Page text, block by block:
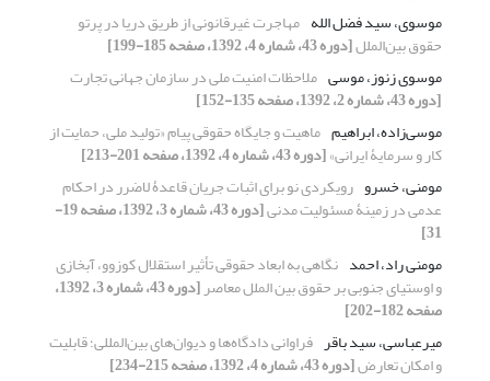
موسوی، سید فضل الله مهاجرت غیرقانونی از طریق دریا در پرتو
حقوق بین‌الملل[دوره 43، شماره 4، 1392، صفحه 185-199]
موسوی زنوز، موسی ملاحظات امنیت ملی در سازمان جهانی تجارت
[دوره 43، شماره 2، 1392، صفحه 135-152]
موسی‌زاده، ابراهیم ماهیت و جایگاه حقوقی پیام «تولید ملی، حمایت از
کار و سرمایۀ‌ ایرانی»[دوره 43، شماره 4، 1392، صفحه 201-213]
مومنی، خسرو رویکردی نو برای اثبات جریان قاعدۀ لاضرر در احکام
عدمی در زمینۀ مسئولیت مدنی [دوره 43، شماره 3، 1392، صفحه 19-
31]
مومنی راد، احمد نگاهی به ابعاد حقوقی تأثیر استقلال کوزوو، آبخازی
و اوستیای جنوبی بر حقوق بین الملل معاصر [دوره 43، شماره 3، 1392،
صفحه 182-202]
میرعباسی، سید باقر فراوانی دادگاه‌ها و دیوان‌های بین‌المللی؛ قابلیت
و امکان تعارض[دوره 43، شماره 4، 1392، صفحه 215-234]